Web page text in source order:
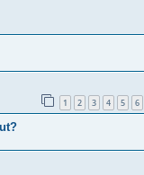
1 2 3 4 5 6